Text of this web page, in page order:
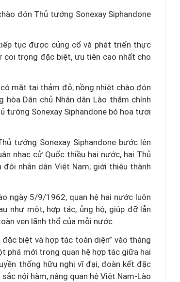
đón Thủ tướng Sonexay Siphandone
tục được củng cố và phát triển thực
coi trọng đặc biệt, ưu tiên cao nhất cho
mặt tại thảm đỏ, nồng nhiệt chào đón
hòa Dân chủ Nhân dân Lào thăm chính
Sonexay Siphandone bó hoa tươi
tướng Sonexay Siphandone bước lên
nhạc cử Quốc thiều hai nước, hai Thủ
nhân dân Việt Nam; giới thiệu thành
ngày 5/9/1962, quan hệ hai nước luôn
như một, hợp tác, ủng hộ, giúp đỡ lẫn
vẹn lãnh thổ của mỗi nước.
biệt và hợp tác toàn diện” vào tháng
phá mới trong quan hệ hợp tác giữa hai
thống hữu nghị vĩ đại, đoàn kết đặc
nội hàm, nâng quan hệ Việt Nam-Lào